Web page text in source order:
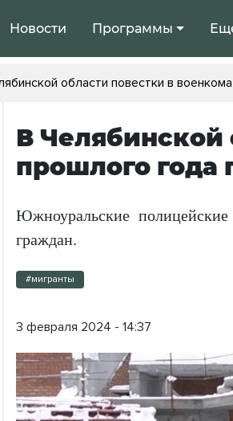
Новости Программы
области повестки в
В Челябинской
прошлого года
Южноуральские
граждан.
#мигранты
3 февраля 2024 - 14:37